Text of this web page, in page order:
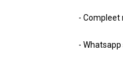
- Compleet
- Whatsapp